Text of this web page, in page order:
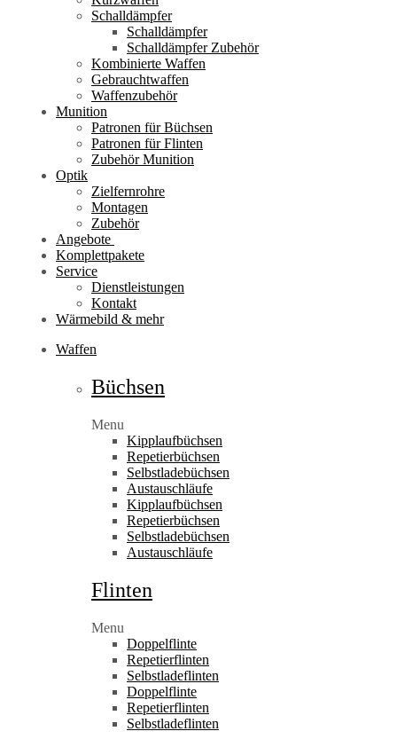
Schalldämpfer
Schalldämpfer
Schalldämpfer Zubehör
Kombinierte Waffen
Gebrauchtwaffen
Waffenzubehör
Munition
Patronen für Büchsen
Patronen für Flinten
Zubehör Munition
Optik
Zielfernrohre
Montagen
Zubehör
Angebote
Komplettpakete
Service
Dienstleistungen
Kontakt
Wärmebild & mehr
Waffen
Büchsen
Menu
Kipplaufbüchsen
Repetierbüchsen
Selbstladebüchsen
Austauschläufe
Kipplaufbüchsen
Repetierbüchsen
Selbstladebüchsen
Austauschläufe
Flinten
Menu
Doppelflinte
Repetierflinten
Selbstladeflinten
Doppelflinte
Repetierflinten
Selbstladeflinten